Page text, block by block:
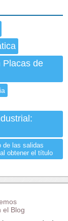
Placas de
de las salidas
obtener el título
el Blog